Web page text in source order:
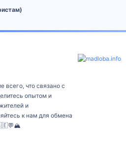
что связано с
опытом и
и
к нам для обмена
🇬🇪💬🏔️